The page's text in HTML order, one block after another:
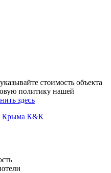
стоимость объекта
политику нашей
здесь